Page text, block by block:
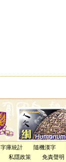
字庫統計 隨機漢字
私隱政策 免責聲明